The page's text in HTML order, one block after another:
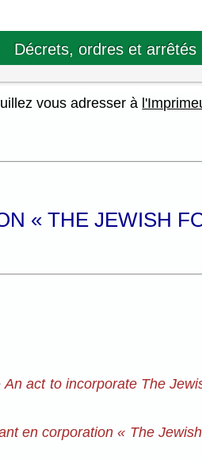
Décrets, ordres et arrêtés
vous adresser à
« THE JEWISH
An act to incorporate The
en corporation « The